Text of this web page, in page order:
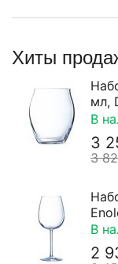
Хиты
мл,
В
3
3
В
2